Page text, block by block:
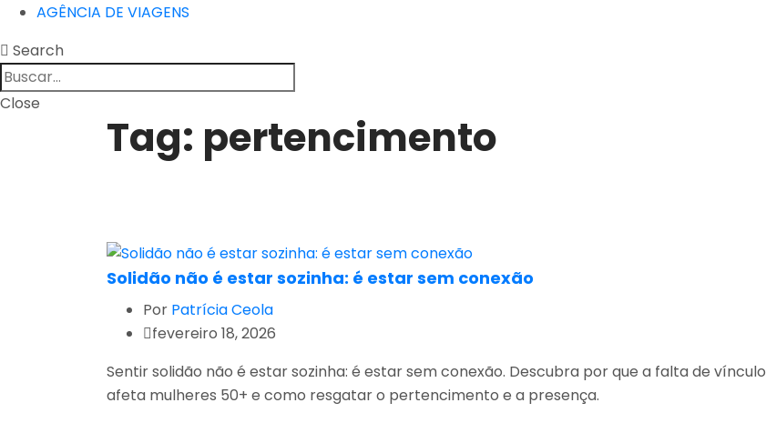
AGÊNCIA DE VIAGENS
Search
Close
Tag: pertencimento
Solidão não é estar sozinha: é estar sem conexão
Por Patrícia Ceola
fevereiro 18, 2026
Sentir solidão não é estar sozinha: é estar sem conexão. Descubra por que a falta de vínculo
afeta mulheres 50+ e como resgatar o pertencimento e a presença.